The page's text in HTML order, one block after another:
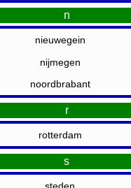
n
nieuwegein
nijmegen
noordbrabant
r
rotterdam
s
steden